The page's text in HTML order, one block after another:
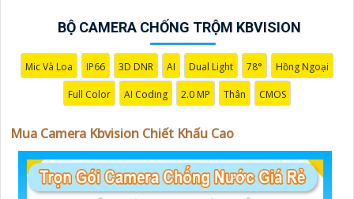
nhận được sự tư vấn chuyên nghiệp về giải pháp an
Hy vọng những câu giới thiệu trên sẽ giúp bạn thành
công trong việc tiếp cận khách hàng và tăng cơ hội bán
hàng của bạn. Nếu có bất kỳ yêu cầu hay câu hỏi nào
khác, bạn có thể chia sẻ để tôi hỗ trợ bạn tốt hơn!
BỘ CAMERA CHỐNG TRỘM KBVISION
Mic Và Loa IP66 3D DNR AI Dual Light 78° Hồng Ngoại
Full Color AI Coding 2.0 MP Thân CMOS
Mua Camera Kbvision Chiết Khấu Cao